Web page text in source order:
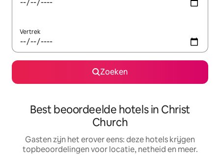
Vertrek
Zoeken
Best beoordeelde hotels in Christ
Church
Gasten zijn het erover eens: deze hotels krijgen
topbeoordelingen voor locatie, netheid en meer.